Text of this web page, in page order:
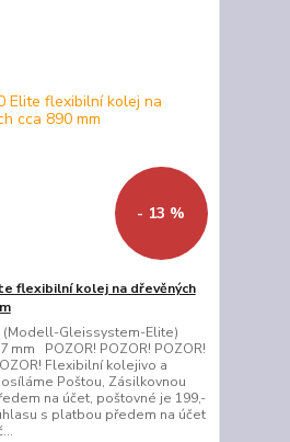
- 13 %
flexibilní kolej na dřevěných
Gleissystem-Elite)
mm POZOR! POZOR! POZOR!
Flexibilní kolejivo a
Poštou, Zásilkovnou
na účet, poštovné je 199,-
s platbou předem na účet